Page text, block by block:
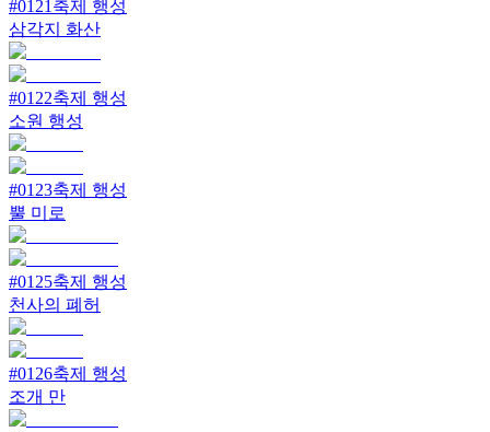
#0121 축제 행성
삼각지 화산
#0122축제 행성
소원 행성
#0123축제 행성
뿔 미로
#0125축제 행성
천사의 폐허
#0126축제 행성
조개 만